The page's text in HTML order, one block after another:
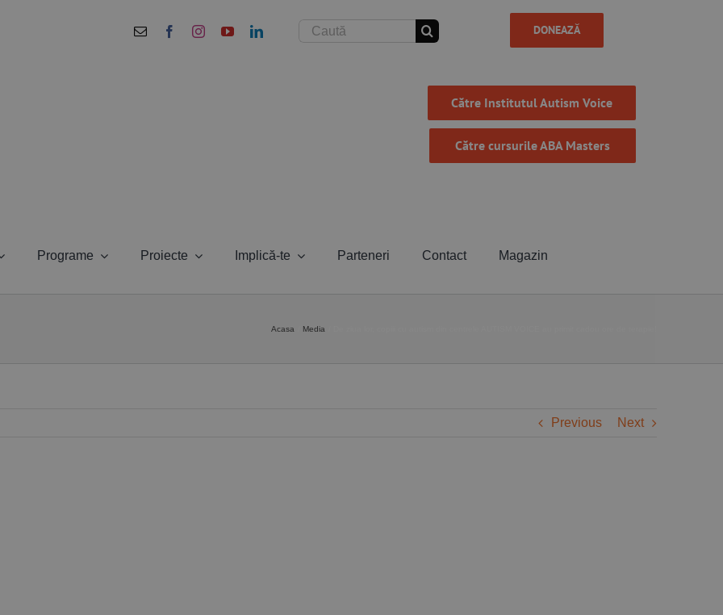
Cautare... DONEAZĂ
Către Institutul Autism Voice
Către cursurile ABA Masters
Programe Proiecte Implică-te Parteneri Contact Magazin
Acasa Media
Previous Next